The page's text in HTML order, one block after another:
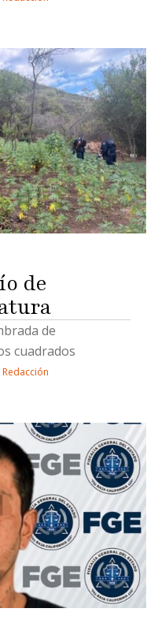
de
de
cuadrados
Redacción